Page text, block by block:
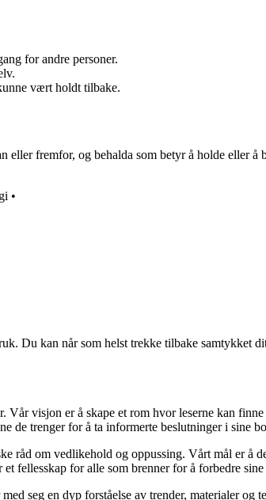
for andre personer.
vært holdt tilbake.
fremfor, og behalda som betyr å holde eller
•
Du kan når som helst trekke tilbake samtykket
visjon er å skape et rom hvor leserne kan
de trenger for å ta informerte beslutninger i sine
råd om vedlikehold og oppussing. Vårt mål er å
fellesskap for alle som brenner for å forbedre sine
seg en dyp forståelse av trender, materialer